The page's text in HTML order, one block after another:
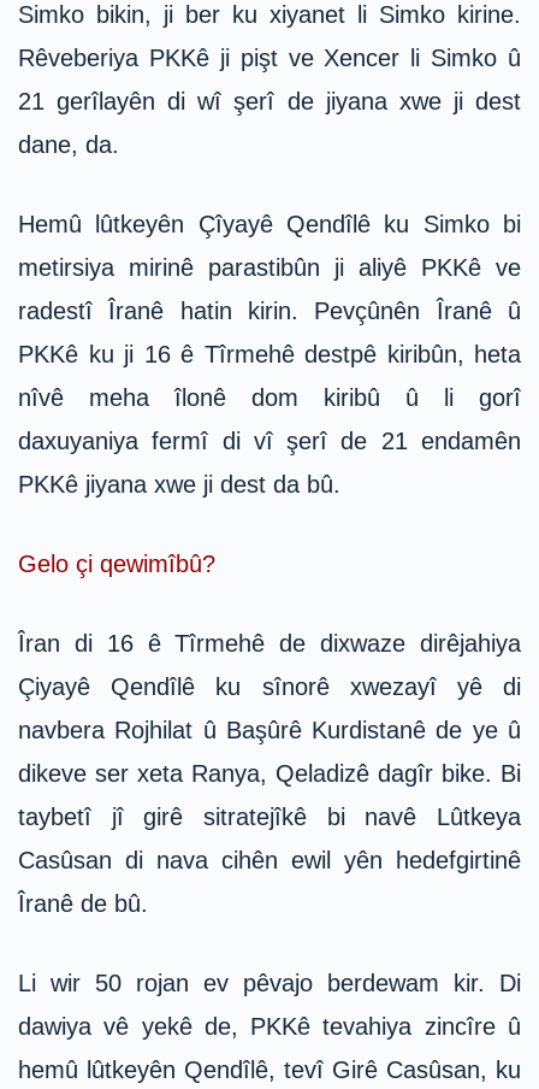
Simko bikin, ji ber ku xiyanet li Simko kirine.
Rêveberiya PKKê ji pişt ve Xencer li Simko û
21 gerîlayên di wî şerî de jiyana xwe ji dest
dane, da.
Hemû lûtkeyên Çîyayê Qendîlê ku Simko bi
metirsiya mirinê parastibûn ji aliyê PKKê ve
radestî Îranê hatin kirin. Pevçûnên Îranê û
PKKê ku ji 16 ê Tîrmehê destpê kiribûn, heta
nîvê meha îlonê dom kiribû û li gorî
daxuyaniya fermî di vî şerî de 21 endamên
PKKê jiyana xwe ji dest da bû.
Gelo çi qewimîbû?
Îran di 16 ê Tîrmehê de dixwaze dirêjahiya
Çiyayê Qendîlê ku sînorê xwezayî yê di
navbera Rojhilat û Başûrê Kurdistanê de ye û
dikeve ser xeta Ranya, Qeladizê dagîr bike. Bi
taybetî jî girê sitratejîkê bi navê Lûtkeya
Casûsan di nava cihên ewil yên hedefgirtinê
Îranê de bû.
Li wir 50 rojan ev pêvajo berdewam kir. Di
dawiya vê yekê de, PKKê tevahiya zincîre û
hemû lûtkeyên Qendîlê, tevî Girê Casûsan, ku